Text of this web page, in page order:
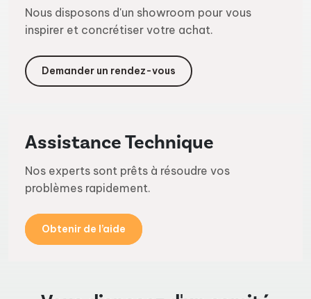
Nous disposons d'un showroom pour vous
inspirer et concrétiser votre achat.
Demander un rendez-vous
Assistance Technique
Nos experts sont prêts à résoudre vos
problèmes rapidement.
Obtenir de l’aide